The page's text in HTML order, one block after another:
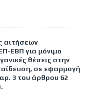
αιτήσεων
ΕΒΠ για μόνιμο
θέσεις στην
σε εφαρμογή
3 του άρθρου 62